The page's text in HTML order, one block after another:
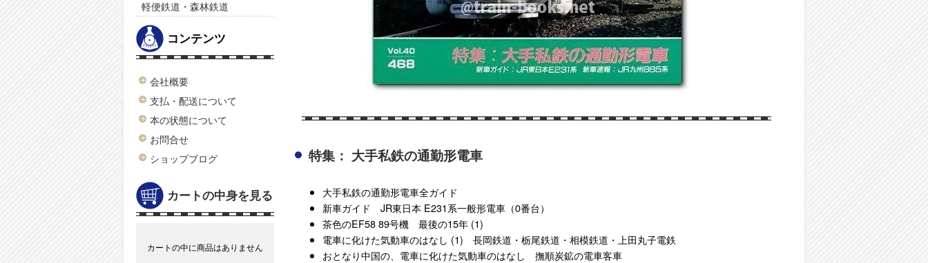
軽便鉄道・森林鉄道
コンテンツ
会社概要
支払・配送について
本の状態について
お問合せ
ショップブログ
カートの中身を見る
カートの中に商品はありません
特集： 大手私鉄の通勤形電車
大手私鉄の通勤形電車全ガイド
新車ガイド JR東日本 E231系一般形電車（0番台）
茶色のEF58 89号機 最後の15年 (1)
電車に化けた気動車のはなし (1) 長岡鉄道・栃尾鉄道・相模鉄道・上田丸子電鉄
おとなり中国の、電車に化けた気動車のはなし 撫順炭鉱の電車客車